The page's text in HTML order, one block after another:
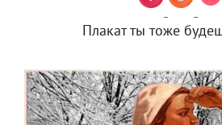
Плакат ты тоже